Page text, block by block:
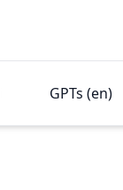
GPTs (en)